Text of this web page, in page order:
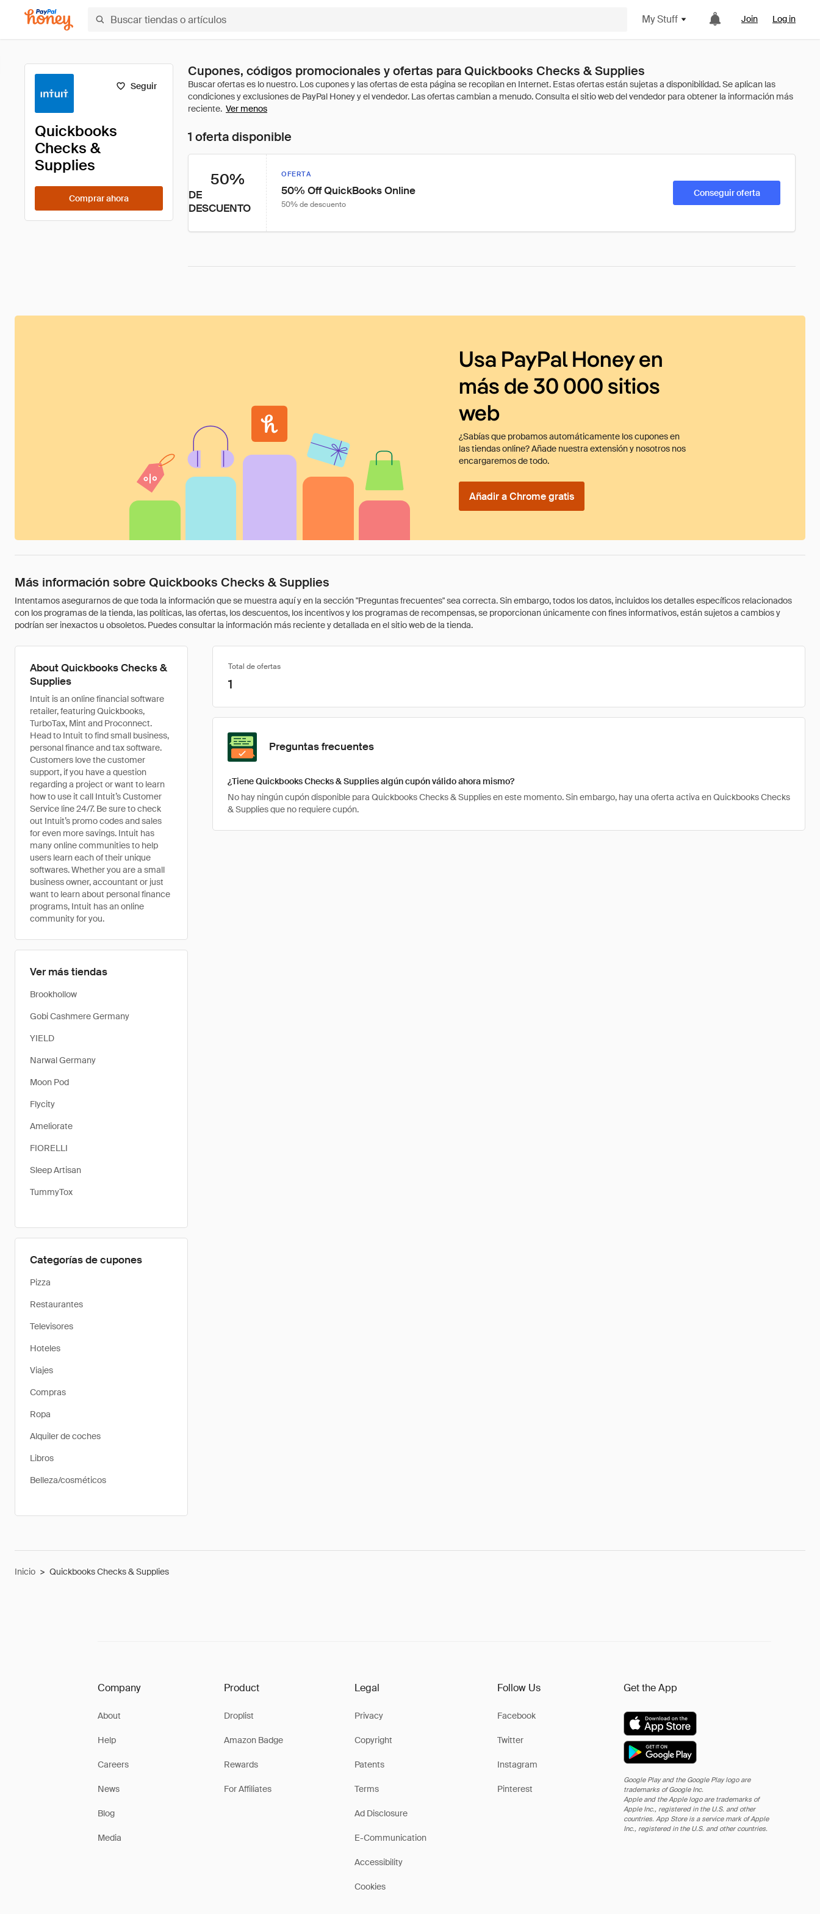
My Stuff Join Log in
Seguir
Quickbooks
Checks &
Supplies
Comprar ahora
Cupones, códigos promocionales y ofertas para Quickbooks Checks & Supplies
Ver menos
1 oferta disponible
50%
DE
DESCUENTO
OFERTA
50% Off QuickBooks Online
50% de descuento
Conseguir oferta
Usa PayPal Honey en
más de 30 000 sitios
web
¿Sabías que probamos automáticamente los cupones en
las tiendas online? Añade nuestra extensión y nosotros nos
encargaremos de todo.
Añadir a Chrome gratis
Más información sobre Quickbooks Checks & Supplies
Intentamos asegurarnos de que toda la información que se muestra aquí y en la sección "Preguntas frecuentes" sea correcta. Sin embargo, todos los datos, incluidos los detalles específicos relacionados
con los programas de la tienda, las políticas, las ofertas, los descuentos, los incentivos y los programas de recompensas, se proporcionan únicamente con fines informativos, están sujetos a cambios y
podrían ser inexactos u obsoletos. Puedes consultar la información más reciente y detallada en el sitio web de la tienda.
About Quickbooks Checks &
Supplies
Intuit is an online financial software
retailer, featuring Quickbooks,
TurboTax, Mint and Proconnect.
Head to Intuit to find small business,
personal finance and tax software.
Customers love the customer
support, if you have a question
regarding a project or want to learn
how to use it call Intuit’s Customer
Service line 24/7. Be sure to check
out Intuit’s promo codes and sales
for even more savings. Intuit has
many online communities to help
users learn each of their unique
softwares. Whether you are a small
business owner, accountant or just
want to learn about personal finance
programs, Intuit has an online
community for you.
Ver más tiendas
Brookhollow
Gobi Cashmere Germany
YIELD
Narwal Germany
Moon Pod
Flycity
Ameliorate
FIORELLI
Sleep Artisan
TummyTox
Categorías de cupones
Pizza
Restaurantes
Televisores
Hoteles
Viajes
Compras
Ropa
Alquiler de coches
Libros
Belleza/cosméticos
Total de ofertas
1
Preguntas frecuentes
¿Tiene Quickbooks Checks & Supplies algún cupón válido ahora mismo?
No hay ningún cupón disponible para Quickbooks Checks & Supplies en este momento. Sin embargo, hay una oferta activa en Quickbooks Checks
& Supplies que no requiere cupón.
Inicio > Quickbooks Checks & Supplies
Company
About
Help
Careers
News
Blog
Media
Product
Droplist
Amazon Badge
Rewards
For Affiliates
Legal
Privacy
Copyright
Patents
Terms
Ad Disclosure
E-Communication
Accessibility
Cookies
Follow Us
Facebook
Twitter
Instagram
Pinterest
Get the App
Google Play and the Google Play logo are
trademarks of Google Inc.
Apple and the Apple logo are trademarks of
Apple Inc., registered in the U.S. and other
countries. App Store is a service mark of Apple
Inc., registered in the U.S. and other countries.